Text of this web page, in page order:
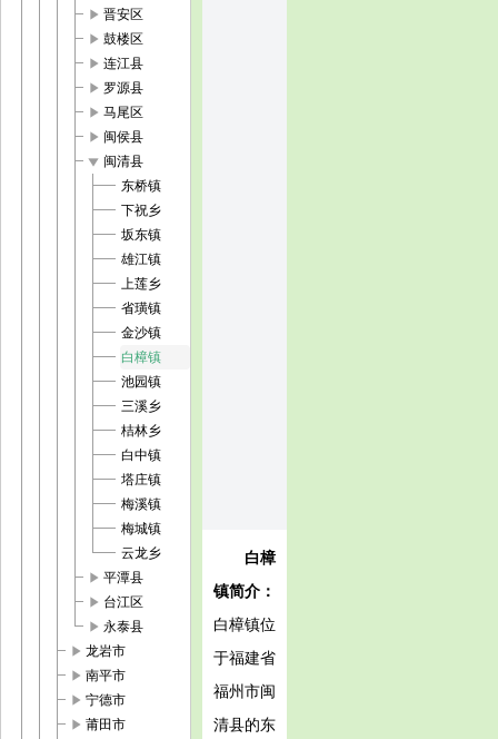
play_arrow 晋安区
play_arrow 鼓楼区
play_arrow 连江县
play_arrow 罗源县
play_arrow 马尾区
play_arrow 闽侯县
play_arrow 闽清县
东桥镇
下祝乡
坂东镇
雄江镇
上莲乡
省璜镇
金沙镇
白樟镇
池园镇
三溪乡
桔林乡
白中镇
塔庄镇
梅溪镇
梅城镇
云龙乡
play_arrow 平潭县
play_arrow 台江区
play_arrow 永泰县
play_arrow 龙岩市
play_arrow 南平市
play_arrow 宁德市
play_arrow 莆田市
白樟
镇简介：
白樟镇位
于福建省
福州市闽
清县的东